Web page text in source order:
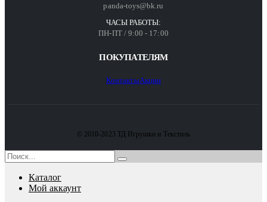
panda-toys@bk.ru
ЧАСЫ РАБОТЫ:
ПН-ПТ / 9:00 - 17:00
ПОКУПАТЕЛЯМ
КонтактыАкции
© 2010-2023 ТД Игрушки и Текстиль
Каталог
Мой аккаунт